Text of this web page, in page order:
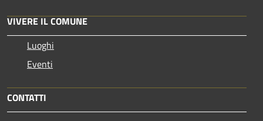
VIVERE IL COMUNE
Luoghi
Eventi
CONTATTI